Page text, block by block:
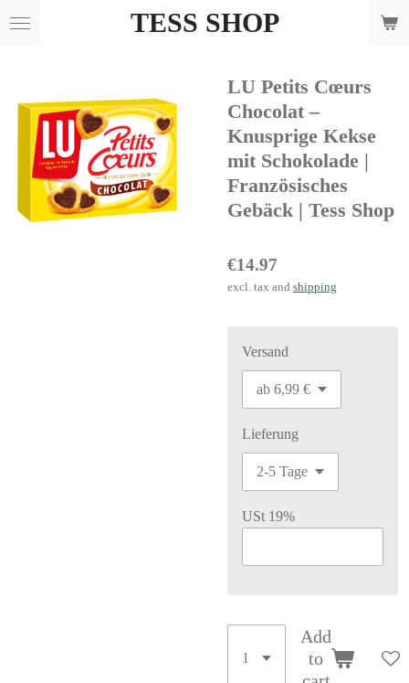
Skip
TESS SHOP
LU Petits Cœurs
Chocolat –
Knusprige Kekse
mit Schokolade |
Französisches
Gebäck | Tess Shop
€14.97
excl. tax and shipping
Versand
Lieferung
USt 19%
Add
to